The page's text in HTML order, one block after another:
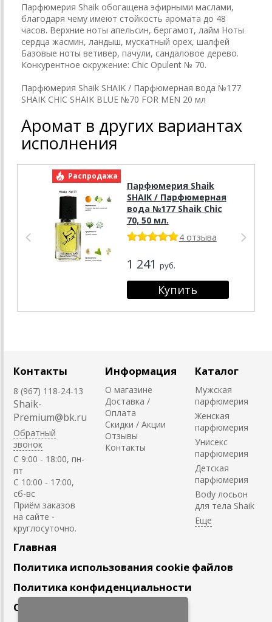
Парфюмерия Shaik обогащена эфирными маслами,
благодаря чему имеют стойкость аромата до 48
часов. Верхние ноты апельсин, бергамот, лайм Ноты
сердца жасмин, ландыш, мускатный орех, шалфей
Базовые ноты ветивер, пачули, сандаловое дерево.
Конкурентное окружение: Chic Opulent № 70.
Парфюмерия Shaik SHAIK / Парфюмерная вода №177
SHAIK CHIC SHAIK BLUE №70 FOR MEN 20 мл
Аромат в других вариантах
исполнения
Распродажа
Парфюмерия Shaik
SHAIK / Парфюмерная
вода №177 Shaik Chic
70, 50 мл.
4 отзыва
1 241 руб.
Контакты
8 (967) 118-24-13
Shaik-
Premium@bk.ru
Обратный
звонок
C 9:00 - 18:00, пн-
пт
С 10:00 - 17:00,
сб-вс
Приём заказов
на сайте -
круглосуточно.
Информация
О магазине
Доставка /
Оплата
Скидки / Акции
Отзывы
Контакты
Каталог
Мужская
парфюмерия
Женская
парфюмерия
Унисекс
парфюмерия
Детская
парфюмерия
Body лосьон
для тела Shaik
Главная
Политика использования cookie файлов
Политика конфиденциальности
Сотрудничество